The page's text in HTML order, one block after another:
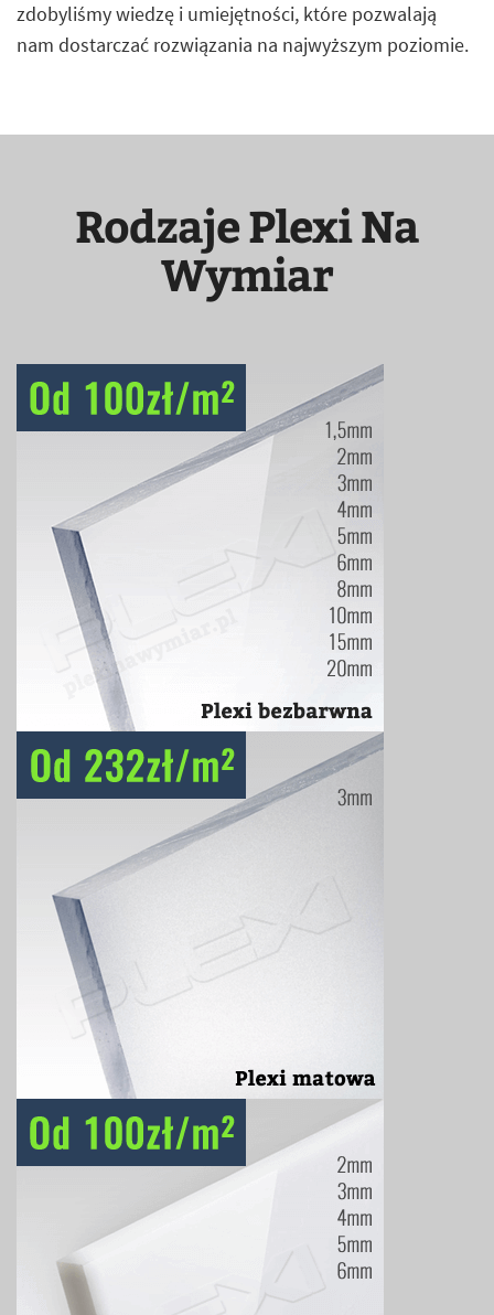
zdobyliśmy wiedzę i umiejętności, które pozwalają
nam dostarczać rozwiązania na najwyższym poziomie.
Rodzaje Plexi Na
Wymiar